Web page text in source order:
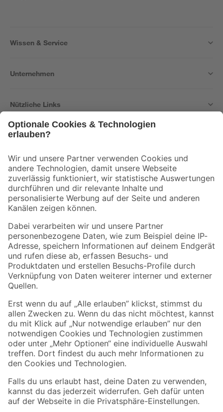
Wissen & Service
Unternehmen
Nützliche Links
Der toom Newsletter: Keine Angebote und Aktionen mehr verpassen!
Zur Newsletter Anmeldung
Folge uns
Zahlungsarten Versandarten
Sicher einkaufen
Jetzt die toom-App herunterladen
Alle Preisangaben in EUR inkl. gesetzl. MwSt.. Die dargestellten Angebote sind unter
Umständen nicht in allen Märkten verfügbar. Die angegebenen Verfügbarkeiten beziehen